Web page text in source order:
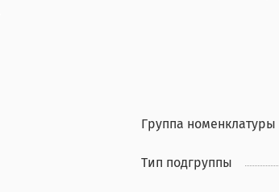
Группа номенклатуры
Тип подгруппы